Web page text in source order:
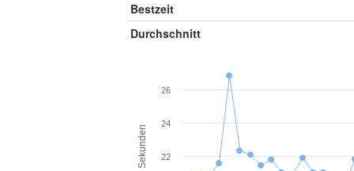
Bestzeit
Durchschnitt
Sekunden 22
24
26